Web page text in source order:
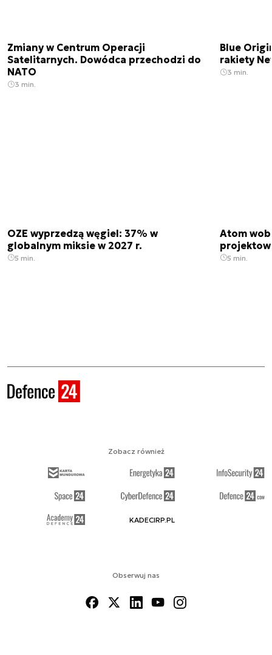
Zmiany w Centrum Operacji
Satelitarnych. Dowódca przechodzi do
NATO
3 min.
Blue
rakiety
3 min.
OZE wyprzedzą węgiel: 37% w
globalnym miksie w 2027 r.
5 min.
Atom
5 min.
Obserwuj nas
Zobacz również
KADECIRP.PL